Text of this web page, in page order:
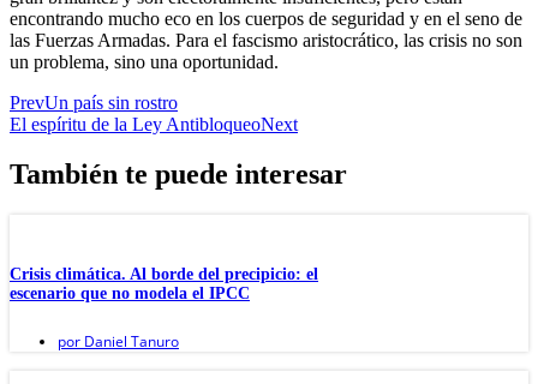
encontrando mucho eco en los cuerpos de seguridad y en el seno de
las Fuerzas Armadas. Para el fascismo aristocrático, las crisis no son
un problema, sino una oportunidad.
PrevUn país sin rostro
El espíritu de la Ley AntibloqueoNext
También te puede interesar
Crisis climática. Al borde del precipicio: el
escenario que no modela el IPCC
por Daniel Tanuro